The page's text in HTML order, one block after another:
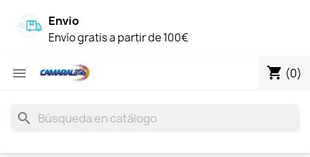
Envio
Envío gratis a partir de 100€
 shopping_cart (0)
search